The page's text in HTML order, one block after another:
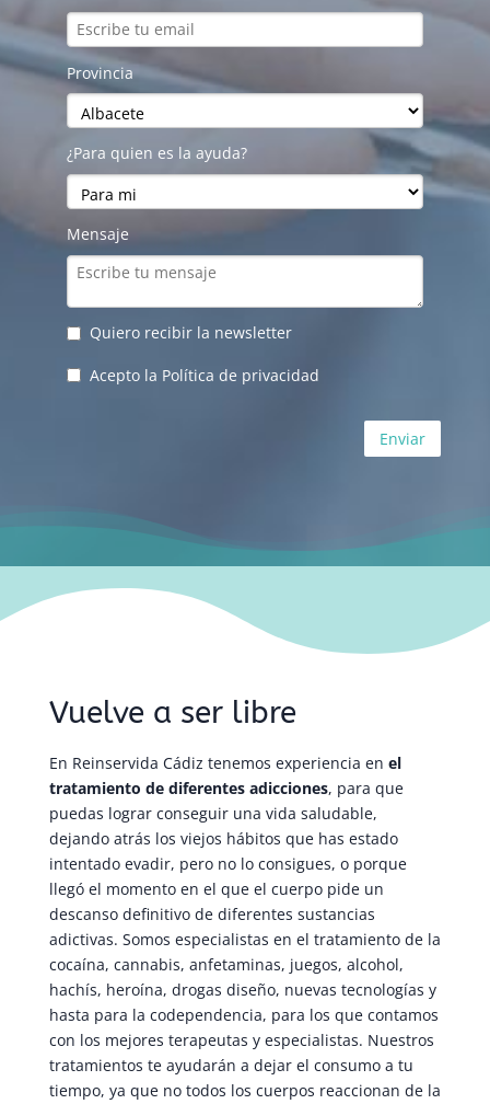
Vuelve a ser libre
En Reinservida Cádiz tenemos experiencia en el
tratamiento de diferentes adicciones, para que
puedas lograr conseguir una vida saludable,
dejando atrás los viejos hábitos que has estado
intentado evadir, pero no lo consigues, o porque
llegó el momento en el que el cuerpo pide un
descanso definitivo de diferentes sustancias
adictivas. Somos especialistas en el tratamiento de la
cocaína, cannabis, anfetaminas, juegos, alcohol,
hachís, heroína, drogas diseño, nuevas tecnologías y
hasta para la codependencia, para los que contamos
con los mejores terapeutas y especialistas. Nuestros
tratamientos te ayudarán a dejar el consumo a tu
tiempo, ya que no todos los cuerpos reaccionan de la